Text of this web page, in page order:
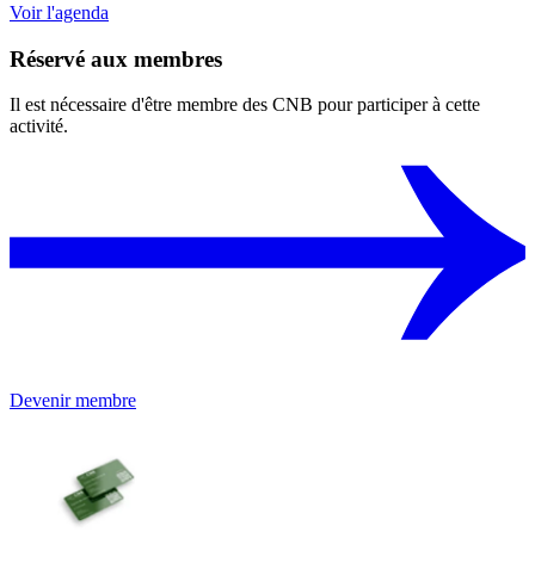
Voir l'agenda
Réservé aux membres
Il est nécessaire d'être membre des CNB pour participer à cette
activité.
Devenir membre